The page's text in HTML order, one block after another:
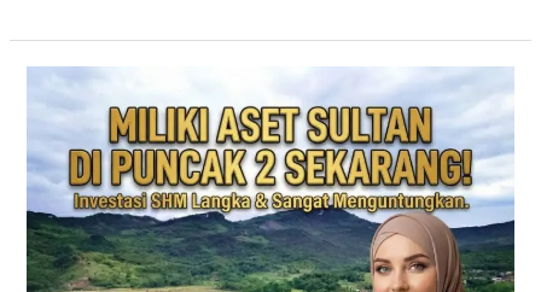
EAST
BOGOR
|
KAVLING
VILLA
JALUR
PUNCAK